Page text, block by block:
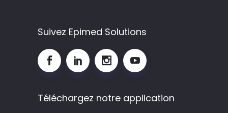
Suivez Epimed Solutions
Téléchargez notre application